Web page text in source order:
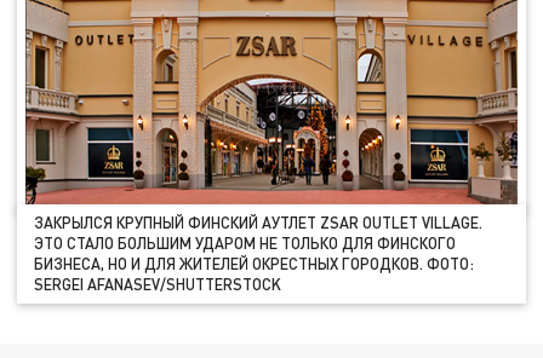
ЗАКРЫЛСЯ КРУПНЫЙ ФИНСКИЙ АУТЛЕТ ZSAR OUTLET VILLAGE.
ЭТО СТАЛО БОЛЬШИМ УДАРОМ НЕ ТОЛЬКО ДЛЯ ФИНСКОГО
БИЗНЕСА, НО И ДЛЯ ЖИТЕЛЕЙ ОКРЕСТНЫХ ГОРОДКОВ. ФОТО:
SERGEI AFANASEV/SHUTTERSTOCK